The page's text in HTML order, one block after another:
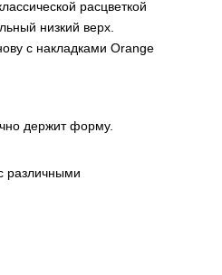
расцветкой
низкий верх.
с накладками Orange
держит форму.
различными